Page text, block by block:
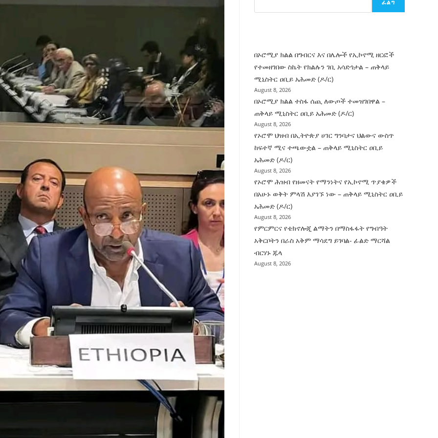
ኢትዮጵያ የቀጣናውን ኢኮኖሚያዊ ገጽታ በአዲስ
August 7, 2026
አዲስ ሚዲያ ኔትዎርክ በይዘት ስራዎቹ የሀሰት
ትርክትን በማረም እና የወል ትርክትን በመገንባት
ሃላፊነቱን እየተወጣ ይገኛል
AmnAdmin October 17, 2025
ፈልግ
በኦሮሚያ ክልል በግብርና እና በሌሎች የኢኮኖሚ ዘርፎች
የተመዘገበው ስኬት የክልሉን ገቢ አሳድጎታል – ጠቅላይ
ሚኒስትር ዐቢይ አሕመድ (ዶ/ር)
August 8, 2026
በኦሮሚያ ክልል ተስፋ ሰጪ ለውጦች ተመዝገበዋል –
ጠቅላይ ሚኒስትር ዐቢይ አሕመድ (ዶ/ር)
August 8, 2026
የኦሮሞ ህዝብ በኢትዮጵያ ሀገር ግንባታና ህልውና ውስጥ
ከፍተኛ ሚና ተጫውቷል – ጠቅላይ ሚኒስትር ዐቢይ
አሕመድ (ዶ/ር)
August 8, 2026
የኦሮሞ ሕዝብ የዘመናት የማንነትና የኢኮኖሚ ጥያቄዎች
በአሁኑ ወቅት ምላሽ እያገኙ ነው – ጠቅላይ ሚኒስትር ዐቢይ
አሕመድ (ዶ/ር)
August 8, 2026
የምርምርና የቴክኖሎጂ ልማትን በማስፋፋት የግብዓት
አቅርቦትን በራስ አቅም ማሳደግ ይገባል- ፊልድ ማርሻል
ብርሃኑ ጁላ
August 8, 2026